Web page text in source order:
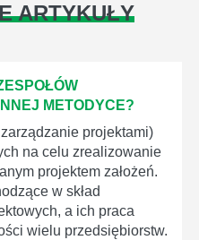
ARTYKUŁY
METODYCE?
projektami)
na celu zrealizowanie
projektem założeń.
w skład
a ich praca
wielu przedsiębiorstw.